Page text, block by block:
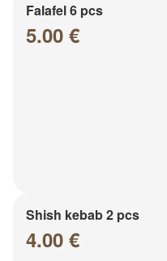
Falafel 6 pcs
5.00 €
Shish kebab 2 pcs
4.00 €